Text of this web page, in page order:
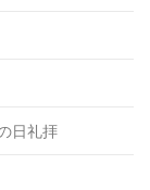
日礼拝